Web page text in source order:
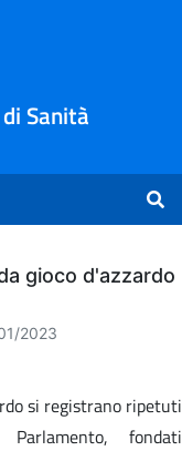
Sanità
gioco d'azzardo
2023
si registrano ripetuti
fondati